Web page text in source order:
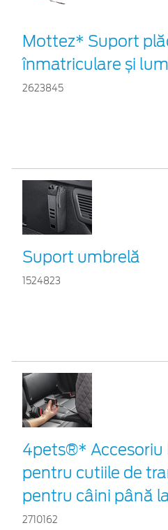
Mottez* Suport
înmatriculare și
2623845
Suport umbrelă
1524823
4pets®* Accesoriu
pentru cutiile de
pentru câini până
2710162